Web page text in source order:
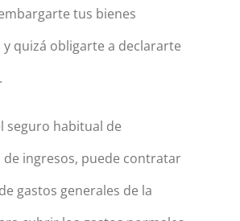
tus bienes
y quizá obligarte a declararte
seguro habitual de
ingresos, puede contratar
gastos generales de la